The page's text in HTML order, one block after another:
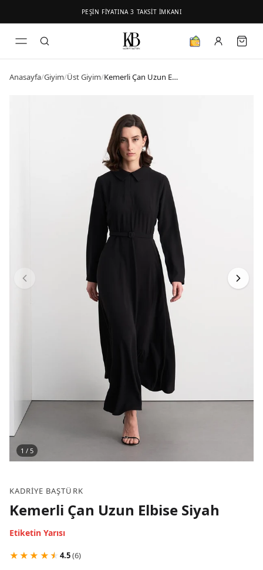
PEŞİN FİYATINA 3 TAKSİT İMKANI
Anasayfa/Giyim/Üst Giyim/ Kemerli Çan Uzun Elbise Siyah
1 / 5
KADRIYE BAŞTÜRK
Kemerli Çan Uzun Elbise Siyah
Etiketin Yarısı
★ ★ ★ ★ ★4.5(6)